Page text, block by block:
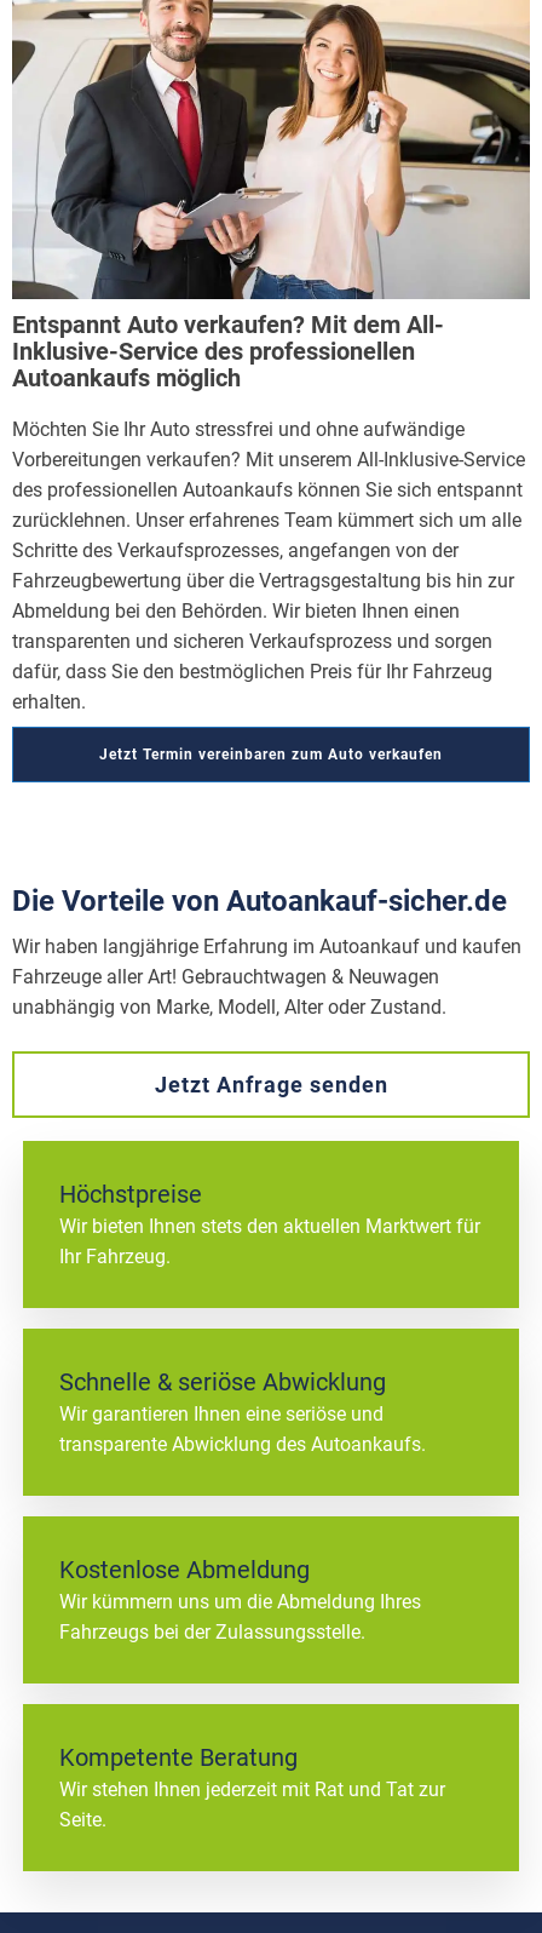
Entspannt Auto verkaufen? Mit dem All-
Inklusive-Service des professionellen
Autoankaufs möglich
Möchten Sie Ihr Auto stressfrei und ohne aufwändige
Vorbereitungen verkaufen? Mit unserem All-Inklusive-Service
des professionellen Autoankaufs können Sie sich entspannt
zurücklehnen. Unser erfahrenes Team kümmert sich um alle
Schritte des Verkaufsprozesses, angefangen von der
Fahrzeugbewertung über die Vertragsgestaltung bis hin zur
Abmeldung bei den Behörden. Wir bieten Ihnen einen
transparenten und sicheren Verkaufsprozess und sorgen
dafür, dass Sie den bestmöglichen Preis für Ihr Fahrzeug
erhalten.
Jetzt Termin vereinbaren zum Auto verkaufen
Höchstpreise
Wir bieten Ihnen stets den aktuellen Marktwert für
Ihr Fahrzeug.
Schnelle & seriöse Abwicklung
Wir garantieren Ihnen eine seriöse und
transparente Abwicklung des Autoankaufs.
Kostenlose Abmeldung
Wir kümmern uns um die Abmeldung Ihres
Fahrzeugs bei der Zulassungsstelle.
Kompetente Beratung
Wir stehen Ihnen jederzeit mit Rat und Tat zur
Seite.
Die Vorteile von Autoankauf-sicher.de
Wir haben langjährige Erfahrung im Autoankauf und kaufen
Fahrzeuge aller Art! Gebrauchtwagen & Neuwagen
unabhängig von Marke, Modell, Alter oder Zustand.
Jetzt Anfrage senden